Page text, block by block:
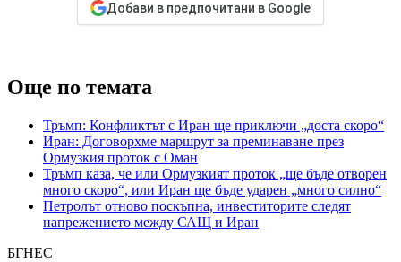
Добави в предпочитани в Google
Още по темата
Тръмп: Конфликтът с Иран ще приключи „доста скоро“
Иран: Договорхме маршрут за преминаване през
Ормузкия проток с Оман
Тръмп каза, че или Ормузкият проток „ще бъде отворен
много скоро“, или Иран ще бъде ударен „много силно“
Петролът отново поскъпна, инвеститорите следят
напрежението между САЩ и Иран
БГНЕС